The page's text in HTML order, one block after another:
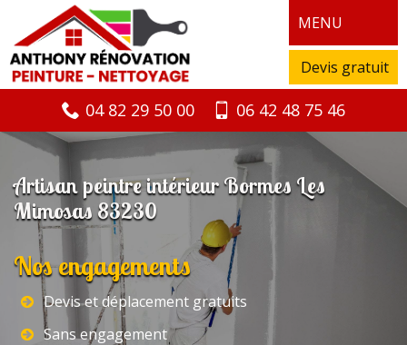
MENU
Devis gratuit
04 82 29 50 00 06 42 48 75 46
Artisan peintre intérieur Bormes Les
Mimosas 83230
Nos engagements
Devis et déplacement gratuits
Sans engagement